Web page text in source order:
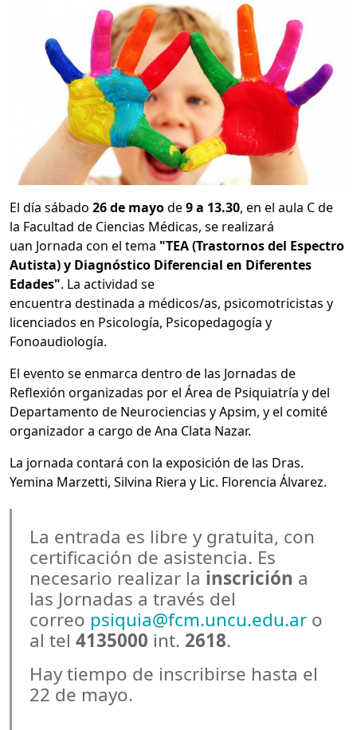
El día sábado 26 de mayode9 a 13.30, en el aula C de
la Facultad de Ciencias Médicas, se realizará
uan Jornada con el tema "TEA (Trastornos del Espectro
Autista) y Diagnóstico Diferencial en Diferentes
Edades". La actividad se
encuentra destinada a médicos/as, psicomotricistas y
licenciados en Psicología, Psicopedagogía y
Fonoaudiología.
El evento se enmarca dentro de las Jornadas de
Reflexión organizadas por el Área de Psiquiatría y del
Departamento de Neurociencias y Apsim, y el comité
organizador a cargo de Ana Clata Nazar.
La jornada contará con la exposición de las Dras.
Yemina Marzetti, Silvina Riera y Lic. Florencia Álvarez.
La entrada es libre y gratuita, con
certificación de asistencia. Es
necesario realizar la inscrición a
las Jornadas a través del
correo psiquia@fcm.uncu.edu.ar o
al tel4135000 int. 2618.
Hay tiempo de inscribirse hasta el
22 de mayo.